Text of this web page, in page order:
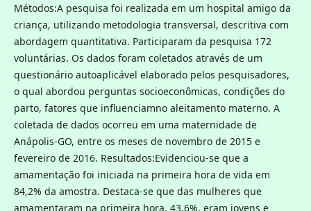
Métodos:A pesquisa foi realizada em um hospital amigo da
criança, utilizando metodologia transversal, descritiva com
abordagem quantitativa. Participaram da pesquisa 172
voluntárias. Os dados foram coletados através de um
questionário autoaplicável elaborado pelos pesquisadores,
o qual abordou perguntas socioeconômicas, condições do
parto, fatores que influenciamno aleitamento materno. A
coletada de dados ocorreu em uma maternidade de
Anápolis-GO, entre os meses de novembro de 2015 e
fevereiro de 2016. Resultados:Evidenciou-se que a
amamentação foi iniciada na primeira hora de vida em
84,2% da amostra. Destaca-se que das mulheres que
amamentaram na primeira hora, 43,6%, eram jovens e